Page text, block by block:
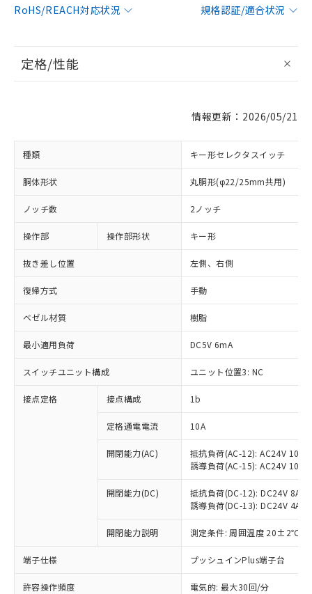
RoHS/REACH対応状況
規格認証/適合状況
定格/性能
情報更新：2026/05/21
種類 キー形セレクタスイッチ
胴体形状 丸胴形(φ22/25mm共用)
ノッチ数 2ノッチ
操作部 操作部形状 キー形
抜き差し位置 左側、右側
復帰方式 手動
ベゼル材質 樹脂
最小適用負荷 DC5V 6mA
スイッチユニット構成 ユニット位置3: NC
接点定格 接点構成 1b
定格通電電流 10A
開閉能力(AC)
抵抗負荷(AC-12): AC24V 10A/
誘導負荷(AC-15): AC24V
開閉能力(DC)
抵抗負荷(DC-12): DC24V 8A/
誘導負荷(DC-13): DC24V 4A/
開閉能力説明 測定条件: 周囲温度 20±2℃、
端子仕様 プッシュインPlus端子台
許容操作頻度
電気的: 最大30回/分
ご利用条件
※1 対応状況
対応済み：EU RoHS指令（10物質）の
非含有に対応した製品が提供可能な商品で
有に対応した製品に切り替える予定のある
商品です。
対応予定なし：EU RoHS指令（10物質）の
非含有に非対応の商品で、対応品を出す予